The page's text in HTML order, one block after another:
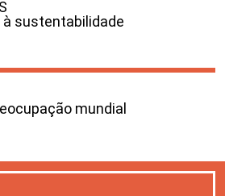
sustentabilidade
mundial